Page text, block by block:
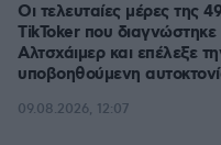
Οι τελευταίες μέρες της
TikToker που διαγνώστηκε
Αλτσχάιμερ και επέλεξε
υποβοηθούμενη
09.08.2026, 12:07